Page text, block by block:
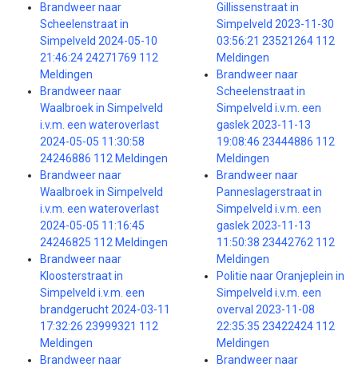
Brandweer naar
Scheelenstraat in
Simpelveld 2024-05-10
21:46:24 24271769 112
Meldingen
Brandweer naar
Waalbroek in Simpelveld
i.v.m. een wateroverlast
2024-05-05 11:30:58
24246886 112 Meldingen
Brandweer naar
Waalbroek in Simpelveld
i.v.m. een wateroverlast
2024-05-05 11:16:45
24246825 112 Meldingen
Brandweer naar
Kloosterstraat in
Simpelveld i.v.m. een
brandgerucht 2024-03-11
17:32:26 23999321 112
Meldingen
Brandweer naar
Gillissenstraat in
Simpelveld 2023-11-30
03:56:21 23521264 112
Meldingen
Brandweer naar
Scheelenstraat in
Simpelveld i.v.m. een
gaslek 2023-11-13
19:08:46 23444886 112
Meldingen
Brandweer naar
Panneslagerstraat in
Simpelveld i.v.m. een
gaslek 2023-11-13
11:50:38 23442762 112
Meldingen
Politie naar Oranjeplein in
Simpelveld i.v.m. een
overval 2023-11-08
22:35:35 23422424 112
Meldingen
Brandweer naar